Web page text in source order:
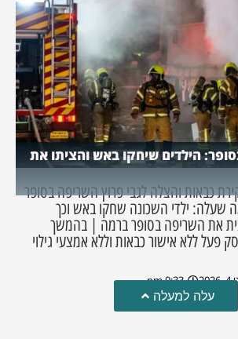
הילדים שיחקו באש והציתו את
כבאות והצלה לגבי פרוץ השריפה בסופר
ילדי השכונה שחקו באש וכך
את השריפה בסופר ברמה | בהמשך
ללא אישור כבאות וללא אמצעי גילוי
9:33 pm
עלה למעלה